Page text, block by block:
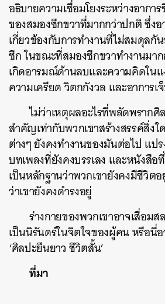
อธิบายความเชื่อมโยงระหว่างอากา
ของสมองซีกขวาที่มากกว่าปกติ ซึ่งอ
เกี่ยวข้องกับการทำงานที่ไม่สมดุลกั
ซีก ในขณะที่สมองซีกขวาทำงานมา
เกิดอารมณ์ด้านลบและความคิดในแ
ความเครียด วิตกกังวล และอาการ
ไม่ว่าเหตุผลอะไรที่พลัดพราก
สำคัญเท่ากับพวกเขาสร้างสรรค์สิ่ง
ต่างๆ ยังคงทำงานของมันต่อไป แป
บทเพลงที่ยังคงบรรเลง และหนังสื
เป็นหลักฐานว่าพวกเขายังคงมีชีวิตอ
ว่าเขายังคงดำรงอยู่
ร่างกายของพวกเขาอาจเสื่อม
เป็นนิรันดร์ในจิตใจของผู้คน หรือนี่
‘ศิลปะยืนยาว ชีวิตสั้น’
ที่มา
ค้นหา
SHARE TWEET LINE